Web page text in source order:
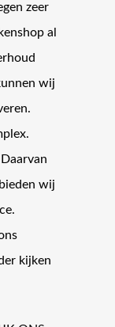
zeer
al
wij
wij
kijken